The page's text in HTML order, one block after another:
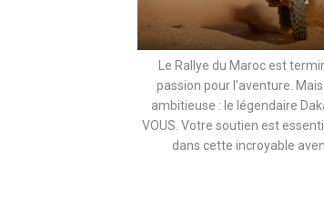
Le Rallye du Maroc est
passion pour l'aventure.
ambitieuse : le légendaire
VOUS. Votre soutien est
dans cette incroyable